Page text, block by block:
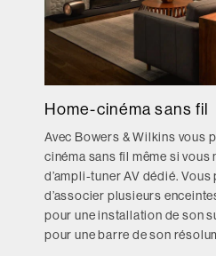
Home-cinéma sans fil
Avec Bowers & Wilkins vous
cinéma sans fil même si vous
d’ampli-tuner AV dédié.
d’associer plusieurs
pour une installation de son
pour une barre de son